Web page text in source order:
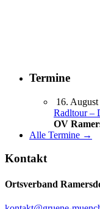
Termine
16.
Radltour –
OV
Alle Termine →
Kontakt
Ortsverband